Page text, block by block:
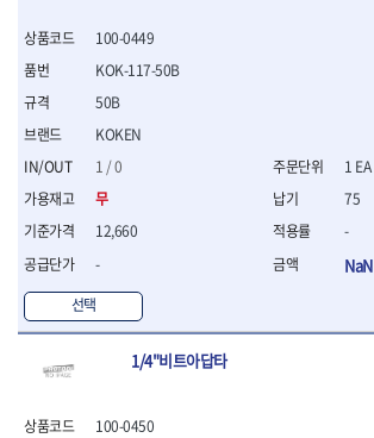
공구함.공구집
- 공구함
- 탑체스터
- 플라스틱이동공구함
- 기타공구
- 공구가방
기타 작업공구
- 수리키트
- 고정링/링
100-0449
KOKEN
1 / 0
무
12,660
-
선택
KOK-117-50B
50B
1 EA
75
-
NaN
1/4"비트아답타
100-0450